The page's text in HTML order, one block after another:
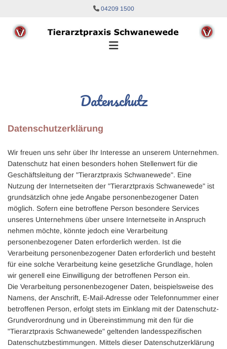
 04209 1500
Datenschutz
Datenschutzerklärung
Wir freuen uns sehr über Ihr Interesse an unserem Unternehmen.
Datenschutz hat einen besonders hohen Stellenwert für die
Geschäftsleitung der "Tierarztpraxis Schwanewede". Eine
Nutzung der Internetseiten der "Tierarztpraxis Schwanewede" ist
grundsätzlich ohne jede Angabe personenbezogener Daten
möglich. Sofern eine betroffene Person besondere Services
unseres Unternehmens über unsere Internetseite in Anspruch
nehmen möchte, könnte jedoch eine Verarbeitung
personenbezogener Daten erforderlich werden. Ist die
Verarbeitung personenbezogener Daten erforderlich und besteht
für eine solche Verarbeitung keine gesetzliche Grundlage, holen
wir generell eine Einwilligung der betroffenen Person ein.
Die Verarbeitung personenbezogener Daten, beispielsweise des
Namens, der Anschrift, E-Mail-Adresse oder Telefonnummer einer
betroffenen Person, erfolgt stets im Einklang mit der Datenschutz-
Grundverordnung und in Übereinstimmung mit den für die
"Tierarztpraxis Schwanewede" geltenden landesspezifischen
Datenschutzbestimmungen. Mittels dieser Datenschutzerklärung